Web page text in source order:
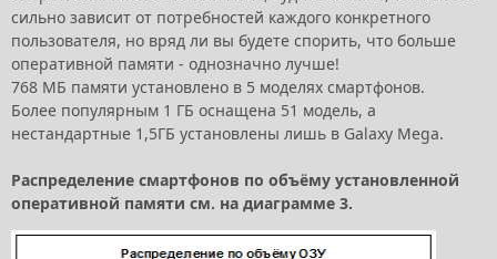
сильно зависит от потребностей каждого конкретного
пользователя, но вряд ли вы будете спорить, что больше
оперативной памяти - однозначно лучше!
768 МБ памяти установлено в 5 моделях смартфонов.
Более популярным 1 ГБ оснащена 51 модель, а
нестандартные 1,5ГБ установлены лишь в Galaxy Mega.
Распределение смартфонов по объёму установленной
оперативной памяти см. на диаграмме 3.